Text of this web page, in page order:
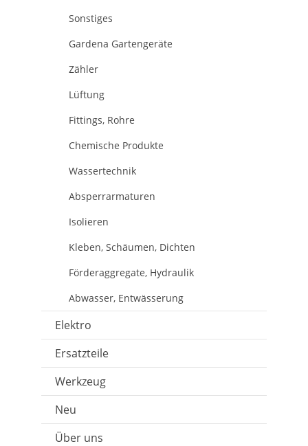
Sonstiges
Gardena Gartengeräte
Zähler
Lüftung
Fittings, Rohre
Chemische Produkte
Wassertechnik
Absperrarmaturen
Isolieren
Kleben, Schäumen, Dichten
Förderaggregate, Hydraulik
Abwasser, Entwässerung
Elektro
Ersatzteile
Werkzeug
Neu
Über uns